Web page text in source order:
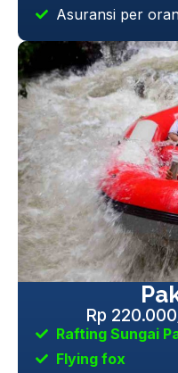
Asuransi per
Rp
Rafting Sungai
Flying fox